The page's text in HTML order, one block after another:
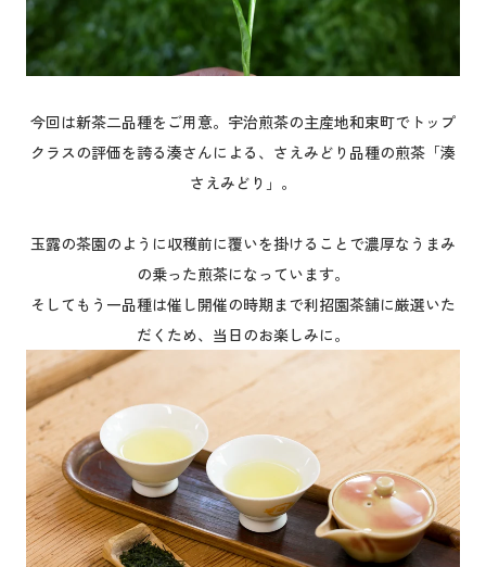
今回は新茶二品種をご用意。宇治煎茶の主産地和束町でトップ
クラスの評価を誇る湊さんによる、さえみどり品種の煎茶「湊
さえみどり」。
玉露の茶園のように収穫前に覆いを掛けることで濃厚なうまみ
の乗った煎茶になっています。
そしてもう一品種は催し開催の時期まで利招園茶舗に厳選いた
だくため、当日のお楽しみに。